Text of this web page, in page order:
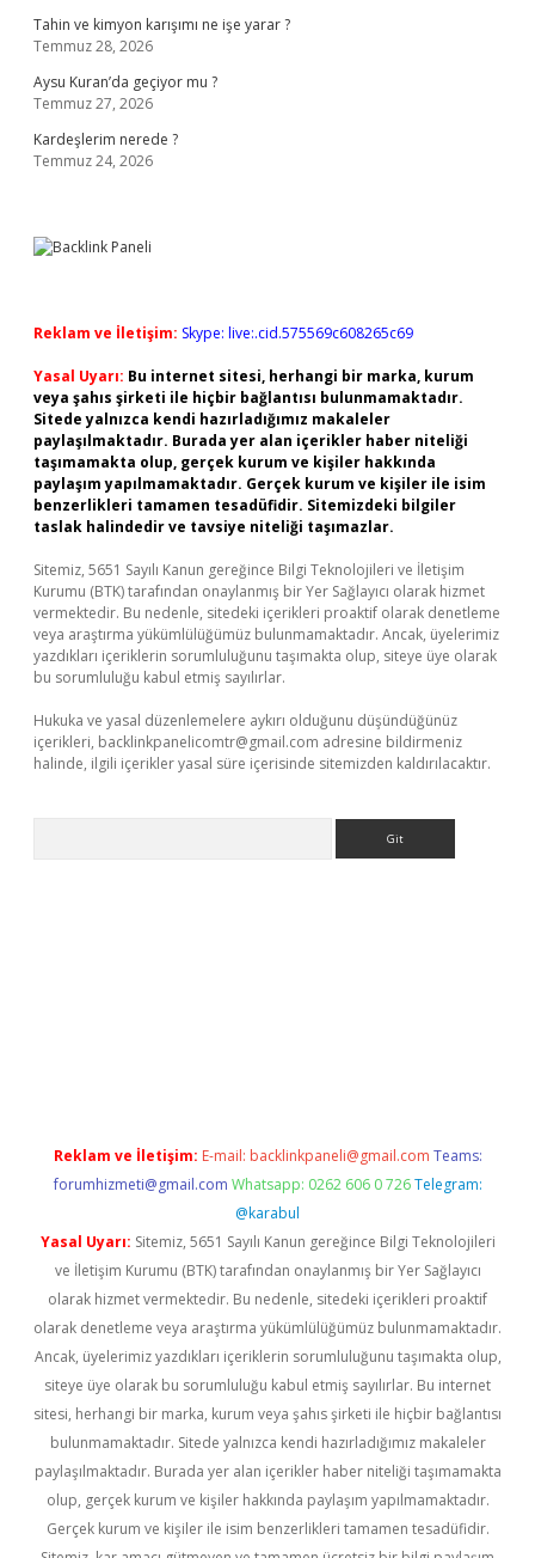
Tahin ve kimyon karışımı ne işe yarar ?
Temmuz 28, 2026
Aysu Kuran’da geçiyor mu ?
Temmuz 27, 2026
Kardeşlerim nerede ?
Temmuz 24, 2026
Reklam ve İletişim: Skype: live:.cid.575569c608265c69
Yasal Uyarı: Bu internet sitesi, herhangi bir marka, kurum
veya şahıs şirketi ile hiçbir bağlantısı bulunmamaktadır.
Sitede yalnızca kendi hazırladığımız makaleler
paylaşılmaktadır. Burada yer alan içerikler haber niteliği
taşımamakta olup, gerçek kurum ve kişiler hakkında
paylaşım yapılmamaktadır. Gerçek kurum ve kişiler ile isim
benzerlikleri tamamen tesadüfidir. Sitemizdeki bilgiler
taslak halindedir ve tavsiye niteliği taşımazlar.
Sitemiz, 5651 Sayılı Kanun gereğince Bilgi Teknolojileri ve İletişim
Kurumu (BTK) tarafından onaylanmış bir Yer Sağlayıcı olarak hizmet
vermektedir. Bu nedenle, sitedeki içerikleri proaktif olarak denetleme
veya araştırma yükümlülüğümüz bulunmamaktadır. Ancak, üyelerimiz
yazdıkları içeriklerin sorumluluğunu taşımakta olup, siteye üye olarak
bu sorumluluğu kabul etmiş sayılırlar.
Hukuka ve yasal düzenlemelere aykırı olduğunu düşündüğünüz
içerikleri, backlinkpanelicomtr@gmail.com adresine bildirmeniz
halinde, ilgili içerikler yasal süre içerisinde sitemizden kaldırılacaktır.
Reklam ve İletişim: E-mail: backlinkpaneli@gmail.com Teams:
forumhizmeti@gmail.com Whatsapp: 0262 606 0 726 Telegram:
@karabul
Yasal Uyarı: Sitemiz, 5651 Sayılı Kanun gereğince Bilgi Teknolojileri
ve İletişim Kurumu (BTK) tarafından onaylanmış bir Yer Sağlayıcı
olarak hizmet vermektedir. Bu nedenle, sitedeki içerikleri proaktif
olarak denetleme veya araştırma yükümlülüğümüz bulunmamaktadır.
Ancak, üyelerimiz yazdıkları içeriklerin sorumluluğunu taşımakta olup,
siteye üye olarak bu sorumluluğu kabul etmiş sayılırlar. Bu internet
sitesi, herhangi bir marka, kurum veya şahıs şirketi ile hiçbir bağlantısı
bulunmamaktadır. Sitede yalnızca kendi hazırladığımız makaleler
paylaşılmaktadır. Burada yer alan içerikler haber niteliği taşımamakta
olup, gerçek kurum ve kişiler hakkında paylaşım yapılmamaktadır.
Gerçek kurum ve kişiler ile isim benzerlikleri tamamen tesadüfidir.